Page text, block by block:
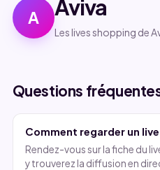
A Aviva
Les lives shopping de
cuisine avec nos
nouvelles cuisines
dès 1990€▶ Revoir le live
Questions
Comment regarder un
Rendez-vous sur la fiche du
y trouverez la diffusion en